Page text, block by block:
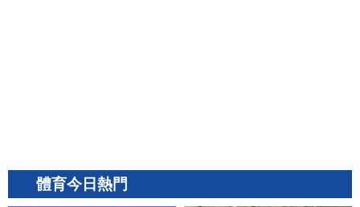
體育今日熱門